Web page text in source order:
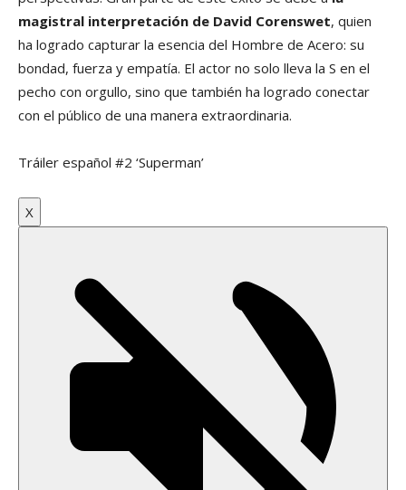
magistral interpretación de David Corenswet, quien
ha logrado capturar la esencia del Hombre de Acero: su
bondad, fuerza y empatía. El actor no solo lleva la S en el
pecho con orgullo, sino que también ha logrado conectar
con el público de una manera extraordinaria.
Tráiler español #2 ‘Superman’
X